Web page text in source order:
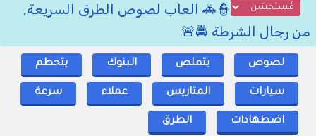
👮🚓 العاب لصوص الطرق السريعة,
من رجال الشرطة 🚔🚨
لصوص يتملص البنوك يتحطم
سيارات المتاريس عملاء سرعة
اضطهادات الطرق